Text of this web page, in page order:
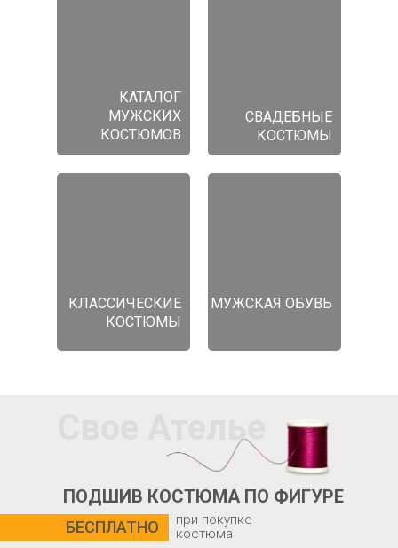
КАТАЛОГ
МУЖСКИХ
КОСТЮМОВ
СВАДЕБНЫЕ
КОСТЮМЫ
КЛАССИЧЕСКИЕ
КОСТЮМЫ
МУЖСКАЯ ОБУВЬ
Свое Ателье
ПОДШИВ КОСТЮМА ПО ФИГУРЕ
БЕСПЛАТНО
при покупке
костюма